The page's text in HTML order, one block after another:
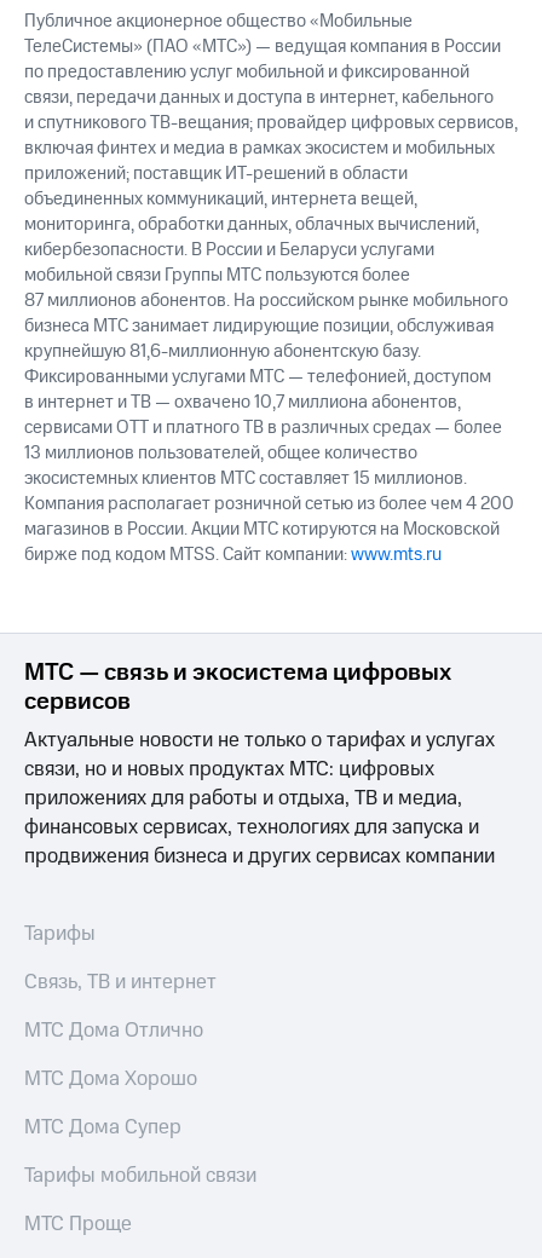
Реквизиты
Контакты
развитие
этика
На главную
Публичное акционерное общество «Мобильные
ТелеСистемы» (ПАО «МТС») — ведущая компания в России
по предоставлению услуг мобильной и фиксированной
связи, передачи данных и доступа в интернет, кабельного
и спутникового ТВ-вещания; провайдер цифровых сервисов,
включая финтех и медиа в рамках экосистем и мобильных
приложений; поставщик ИТ-решений в области
объединенных коммуникаций, интернета вещей,
мониторинга, обработки данных, облачных вычислений,
кибербезопасности. В России и Беларуси услугами
мобильной связи Группы МТС пользуются более
87 миллионов абонентов. На российском рынке мобильного
бизнеса МТС занимает лидирующие позиции, обслуживая
крупнейшую 81,6-миллионную абонентскую базу.
Фиксированными услугами МТС — телефонией, доступом
в интернет и ТВ — охвачено 10,7 миллиона абонентов,
сервисами OTT и платного ТВ в различных средах — более
13 миллионов пользователей, общее количество
экосистемных клиентов МТС составляет 15 миллионов.
Компания располагает розничной сетью из более чем 4 200
магазинов в России. Акции МТС котируются на Московской
бирже под кодом MTSS. Сайт компании:www.mts.ru
МТС — связь и экосистема цифровых
сервисов
Актуальные новости не только о тарифах и услугах
связи, но и новых продуктах МТС: цифровых
приложениях для работы и отдыха, ТВ и медиа,
финансовых сервисах, технологиях для запуска и
продвижения бизнеса и других сервисах компании
Тарифы
Связь, ТВ и интернет
МТС Дома Отлично
МТС Дома Хорошо
МТС Дома Супер
Тарифы мобильной связи
МТС Проще